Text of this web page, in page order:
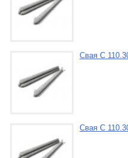
Свая С
Свая С